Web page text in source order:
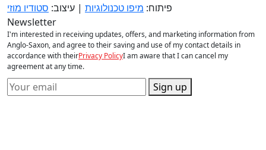
פיתוח: מיפו טכנולוגיות | עיצוב: סטודיו מוזי
Newsletter
I'm interested in receiving updates, offers, and marketing information from
Anglo-Saxon, and agree to their saving and use of my contact details in
accordance with theirPrivacy PolicyI am aware that I can cancel my
agreement at any time.
Sign up